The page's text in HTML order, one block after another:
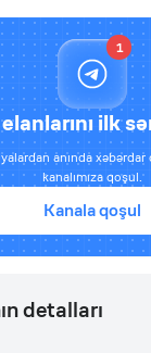
1
ilk
anında
kanalımıza qoşul.
Kanala qoşul
detalları